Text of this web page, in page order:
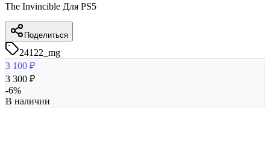
The Invincible Для PS5
Поделиться
24122_mg
3 100 ₽
3 300 ₽
-6%
В наличии